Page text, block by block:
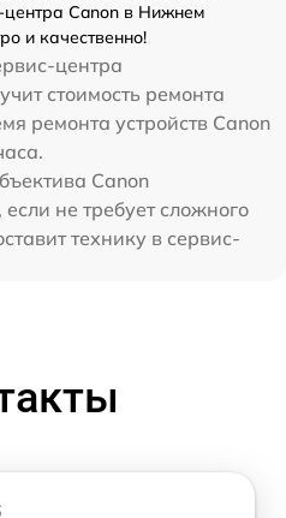
Canon в Нижнем
и качественно!
центра
стоимость ремонта
ремонта устройств Canon
Canon
не требует сложного
технику в сервис-